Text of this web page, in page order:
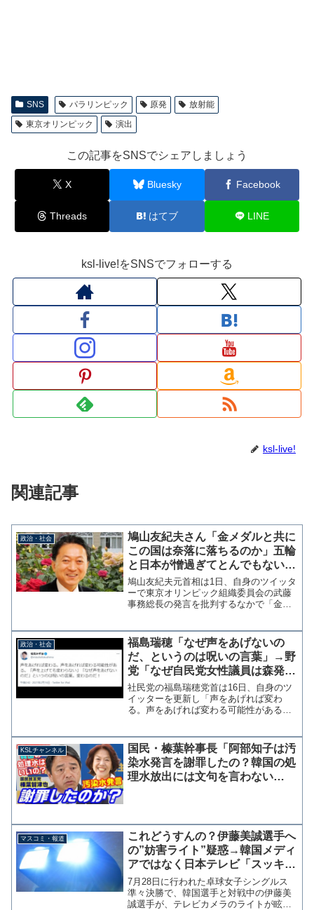
SNS パラリンピック 原発
放射能
東京オリンピック
演出
この記事をSNSでシェアしましょう
X Bluesky Facebook
Threads はてブ LINE
ksl-live!をSNSでフォローする
ksl-live!
関連記事
政治・社会
鳩山友紀夫さん「金メダルと共に
この国は奈落に落ちるのか」五輪
と日本が憎過ぎてとんでもないこ
とを言い出す
鳩山友紀夫元首相は1日、自身のツイッタ
ーで東京オリンピック組織委員会の武藤
事務総長の発言を批判するなかで「金メ
を行えば増えると予想された以上に急増
している。それに関して...
政治・社会
福島瑞穂「なぜ声をあげないの
だ、というのは呪いの言葉」→野
党「なぜ自民党女性議員は森発言
に声を上げないのか」為末大「沈
黙は賛同であると言われ、強く反
省」
社民党の福島瑞穂党首は16日、自身のツ
イッターを更新し「声をあげれば変わ
る。声をあげれば変わる可能性がある。
変わるのだ！」と投稿した。声をあげれ
ば変わる。声をあげれば変...
KSLチャンネル
国民・榛葉幹事長「阿部知子は汚
染水発言を謝罪したの？韓国の処
理水放出には文句を言わない
マスコミ・報道
これどうすんの？伊藤美誠選手へ
の”妨害ライト”疑惑→韓国メディ
アではなく日本テレビ「スッキ
リ！」のクルー
7月28日に行われた卓球女子シングルス
準々決勝で、韓国選手と対戦中の伊藤美
誠選手が、テレビカメラのライトが眩し